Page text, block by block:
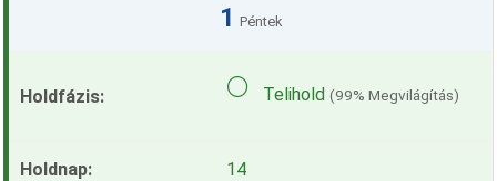
1 Péntek
🌕 Telihold(99% Megvilágítás)
14